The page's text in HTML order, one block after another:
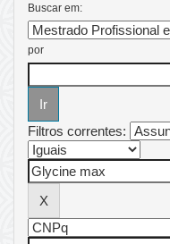
Buscar em:
por
Filtros correntes: